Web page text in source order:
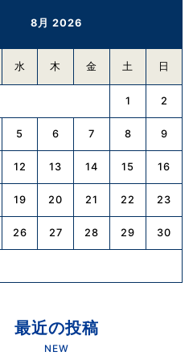
8月 2026
水 木 金 土 日
1 2
5 6 7 8 9
12 13 14 15 16
19 20 21 22 23
26 27 28 29 30
最近の投稿
NEW